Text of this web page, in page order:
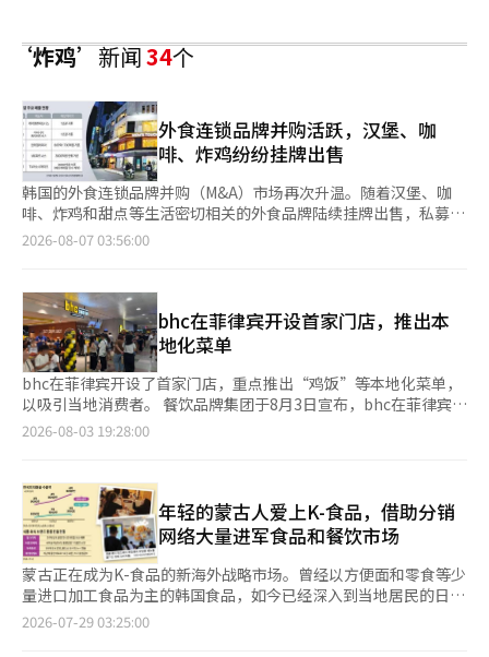
‘炸鸡’新闻34个
外食连锁品牌并购活跃，汉堡、咖
啡、炸鸡纷纷挂牌出售
韩国的外食连锁品牌并购（M&A）市场再次升温。随着汉堡、咖
啡、炸鸡和甜点等生活密切相关的外食品牌陆续挂牌出售，私募基
金（PEF）和海外资本的关注度也在上升。稳定的收益结构以及K-
汉堡品牌成为主要挂牌对象。妈咪炸鸡的最大股东凯尔与伙伴公司
已选择花旗全球市场证券作为出售主办方，正在推进100%股份的
出售。由于去年录得1031亿韩元的息税折旧摊销前利润
（EBITDA），市场对其企业价值的评估在1万亿韩元左右。 香港
私募基金Affinity Equity Partners也选择德意志证券作为主办方，
时隔三年再次启动对运营汉堡王和蒂姆霍顿的BKR的出售。BKR去
年估计的EBITDA为1060亿韩元，市场对其身价的讨论也在1万亿
韩元左右。 高端及性价比自制汉堡品牌的出售活动也在加速。汉
汉堡在韩国的运营公司FG Korea的股份。最近，弗兰克汉堡的运
营公司Frank F&B也选择三一PwC作为出售主办方，加入了出售行
列。弗兰克汉堡在全国运营着600多家门店，去年EBITDA为60亿
韩元，市场对其企业价值的评估约为500亿韩元。 咖啡和炸鸡连锁
品牌的交易也在加速进行。全球奶茶连锁品牌公茶与全球私募基金
贝恩资本达成协议，将从最大股东TA Associates手中收购韩国、
日本和美国等全球业务，迎来新东家。交易规模约为6.35亿美元
（约9000亿韩元），预计在今年第四季度完成交易。国内私募基
2026-08-07 03:56:00
bhc在菲律宾开设首家门店，推出本
地化菜单
bhc在菲律宾开设了首家门店，重点推出“鸡饭”等本地化菜单，
以吸引当地消费者。 餐饮品牌集团于8月3日宣布，bhc在菲律宾首
都马尼拉的奎松市大型购物中心“SM North EDSA”开设了首家
虑到购物中心的特点，采用了快速烹饪和服务的有限服务餐厅
（LSR）运营模式。 菜单包括炸鸡、调味鸡、脆皮鸡、红王等招牌
菜品，特别推出了以鸡块为主的套餐和“鸡饭（鸡肉+米饭）”组
合，并首次推出了符合当地饮食文化的甜味菲律宾式意大利面。此
外，还销售三种鸡肉汉堡、奶酪球、杂菜和炒年糕等K-食品。 bhc
于去年7月与菲律宾最大购物中心运营商SM Supermalls签署了入
驻协议，并与当地零售企业Suien Corporation签署了母特许经营
（MF）协议，经过市场分析后开设了此次门店。bhc在包括菲律宾
2026-08-03 19:28:00
年轻的蒙古人爱上K-食品，借助分销
网络大量进军食品和餐饮市场
蒙古正在成为K-食品的新海外战略市场。曾经以方便面和零食等少
量进口加工食品为主的韩国食品，如今已经深入到当地居民的日常
消费中，包括面包、汉堡、炸鸡、乳制品和饮料等。国内的分销企
2026-07-29 03:25:00